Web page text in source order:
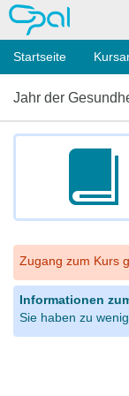
OPAL
Startseite
Jahr der
Zugang zum Kurs
Informationen
Sie haben zu